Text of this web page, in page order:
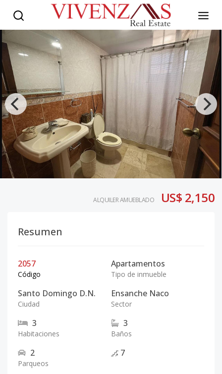
ALQUILER AMUEBLADO US$ 2,150
Resumen
2057
Código
Apartamentos
Tipo de inmueble
Santo Domingo D.N.
Ciudad
Ensanche Naco
Sector
3
Habitaciones
3
Baños
2
Parqueos
7